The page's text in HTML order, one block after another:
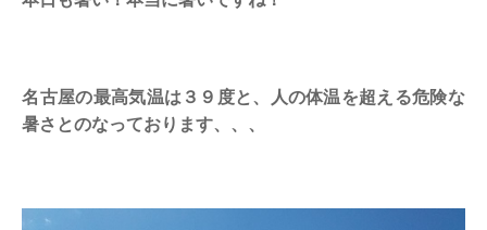
名古屋の最高気温は３９度と、人の体温を超える危険な
暑さとのなっております、、、